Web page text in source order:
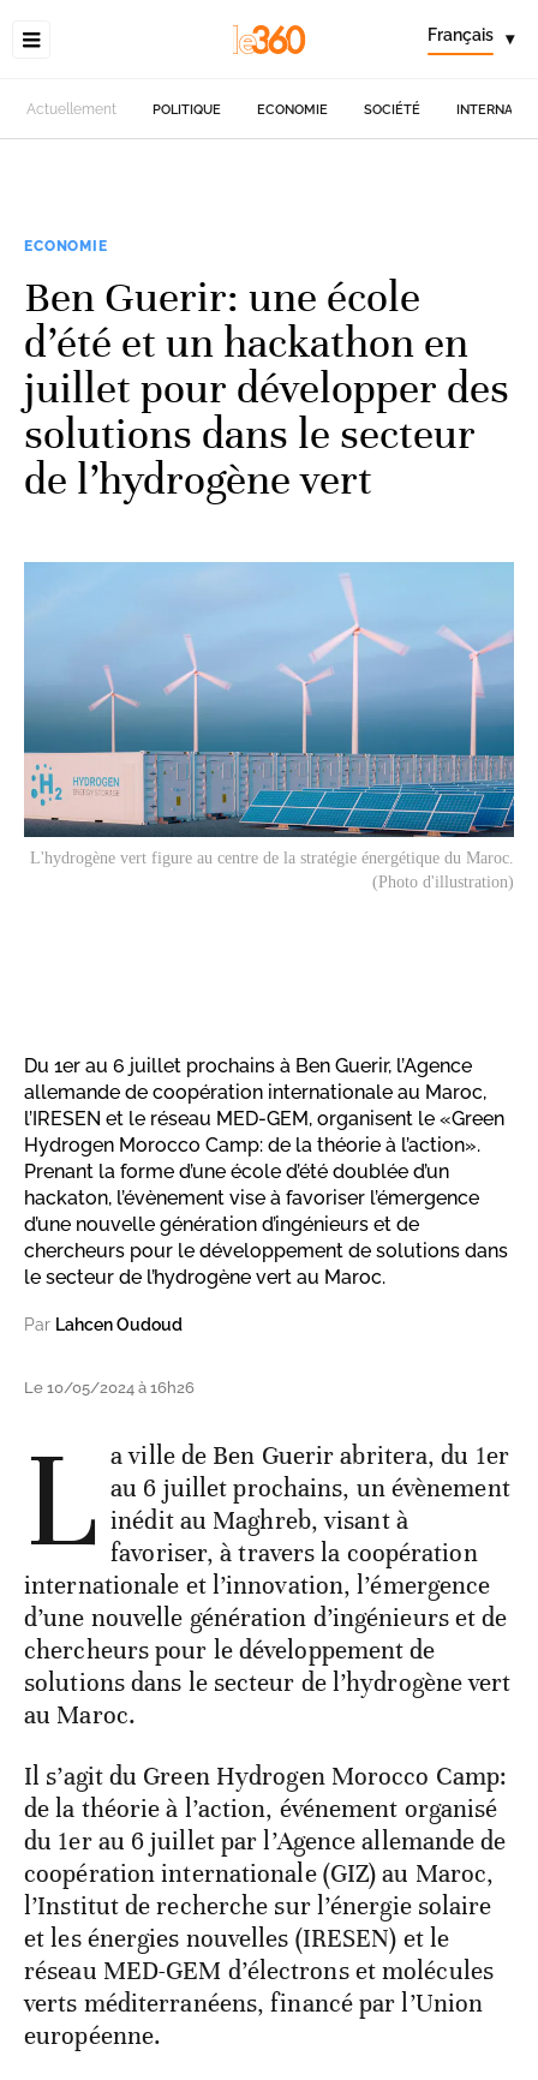
Français ▾
Actuellement POLITIQUE ECONOMIE SOCIÉTÉ
ECONOMIE
Ben Guerir: une école
d’été et un hackathon en
juillet pour développer des
solutions dans le secteur
de l’hydrogène vert
L'hydrogène vert figure au centre de la stratégie énergétique du Maroc.
(Photo d'illustration)
Du 1er au 6 juillet prochains à Ben Guerir, l’Agence
allemande de coopération internationale au Maroc,
l’IRESEN et le réseau MED-GEM, organisent le «Green
Hydrogen Morocco Camp: de la théorie à l’action».
Prenant la forme d’une école d’été doublée d’un
hackaton, l’évènement vise à favoriser l’émergence
d’une nouvelle génération d’ingénieurs et de
chercheurs pour le développement de solutions dans
le secteur de l’hydrogène vert au Maroc.
Par Lahcen Oudoud
Le 10/05/2024 à 16h26
L a ville de Ben Guerir abritera, du 1er
au 6 juillet prochains, un évènement
inédit au Maghreb, visant à
favoriser, à travers la coopération
internationale et l’innovation, l’émergence
d’une nouvelle génération d’ingénieurs et de
chercheurs pour le développement de
solutions dans le secteur de l’hydrogène vert
au Maroc.
Il s’agit du Green Hydrogen Morocco Camp:
de la théorie à l’action, événement organisé
du 1er au 6 juillet par l’Agence allemande de
coopération internationale (GIZ) au Maroc,
l’Institut de recherche sur l’énergie solaire
et les énergies nouvelles (IRESEN) et le
réseau MED-GEM d’électrons et molécules
verts méditerranéens, financé par l’Union
européenne.